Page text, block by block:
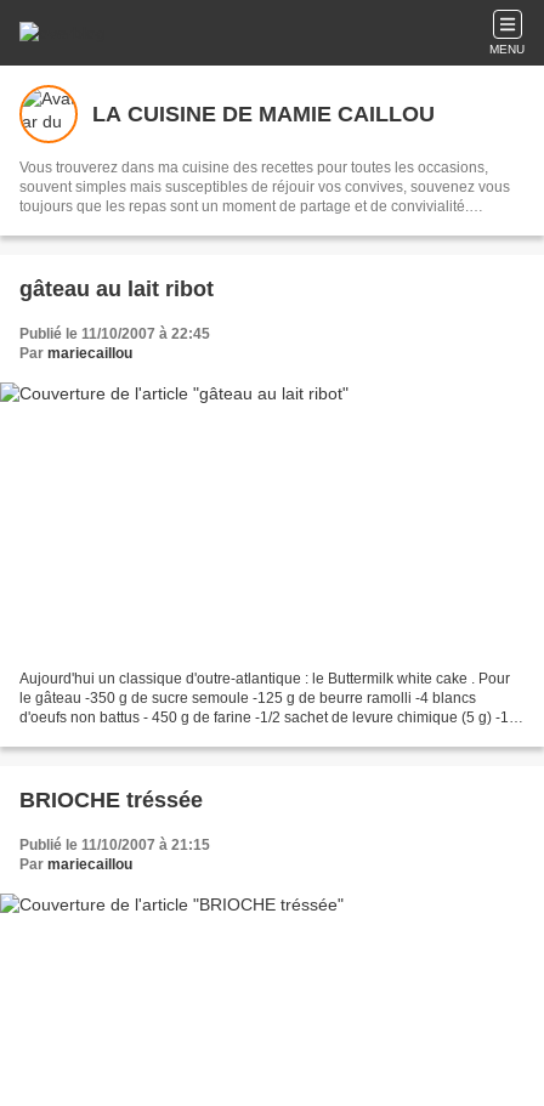
MENU
LA CUISINE DE MAMIE CAILLOU
Vous trouverez dans ma cuisine des recettes pour toutes les occasions,
souvent simples mais susceptibles de réjouir vos convives, souvenez vous
toujours que les repas sont un moment de partage et de convivialité.
gâteau au lait ribot
Publié le 11/10/2007 à 22:45
Par mariecaillou
Aujourd'hui un classique d'outre-atlantique : le Buttermilk white cake . Pour
le gâteau -350 g de sucre semoule -125 g de beurre ramolli -4 blancs
d'oeufs non battus - 450 g de farine -1/2 sachet de levure chimique (5 g) -1
BRIOCHE tréssée
Publié le 11/10/2007 à 21:15
Par mariecaillou